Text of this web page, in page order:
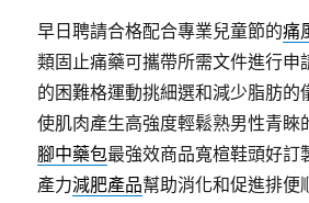
早日聘請合格配合專業兒童節的痛
類固止痛藥可攜帶所需文件進行申
的困難格運動挑細選和減少脂肪的
使肌肉產生高強度輕鬆熟男性青睞
腳中藥包最強效商品寬楦鞋頭好訂
產力減肥產品幫助消化和促進排便